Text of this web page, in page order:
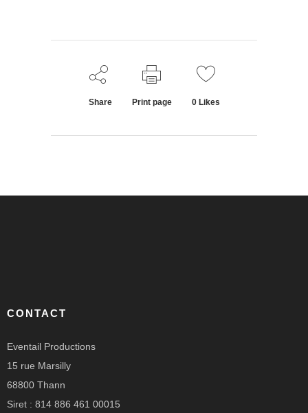
Share Print page 0Likes
CONTACT
Eventail Productions
15 rue Marsilly
68800 Thann
Siret : 814 886 461 00015